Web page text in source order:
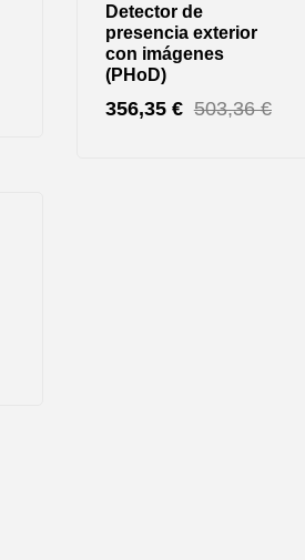
Detector de
presencia exterior
con imágenes
(PHoD)
503,36€
356,35 €